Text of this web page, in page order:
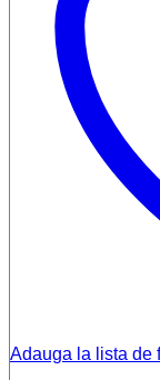
Adauga la lista de